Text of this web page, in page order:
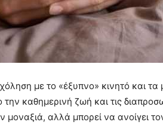
με το «έξυπνο» κινητό και τα
την καθημερινή ζωή και τις
μοναξιά, αλλά μπορεί να ανοίγει